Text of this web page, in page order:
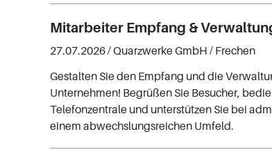
Mitarbeiter Empfang &
27.07.2026 /Quarzwerke GmbH / Frechen
Gestalten Sie den Empfang und die
Unternehmen! Begrüßen Sie Besucher,
Telefonzentrale und unterstützen Sie bei
einem abwechslungsreichen Umfeld.